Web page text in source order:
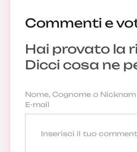
Commenti e
Hai provato la
Dicci cosa ne